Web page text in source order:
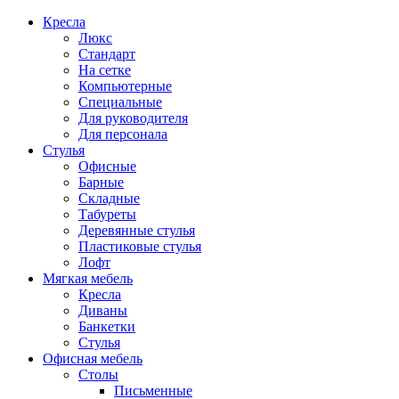
Кресла
Люкс
Стандарт
На сетке
Компьютерные
Специальные
Для руководителя
Для персонала
Стулья
Офисные
Барные
Складные
Табуреты
Деревянные стулья
Пластиковые стулья
Лофт
Мягкая мебель
Кресла
Диваны
Банкетки
Стулья
Офисная мебель
Столы
Письменные